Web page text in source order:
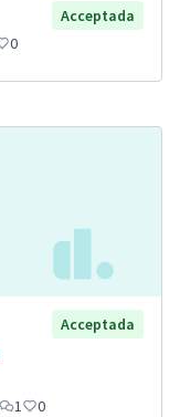
Acceptada
0
Acceptada
1 0